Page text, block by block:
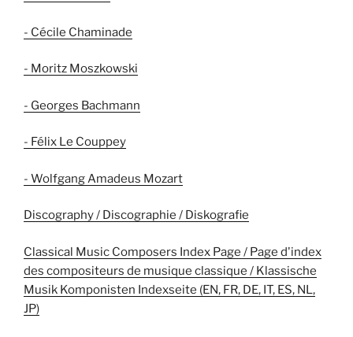
- Cécile Chaminade
- Moritz Moszkowski
- Georges Bachmann
- Félix Le Couppey
- Wolfgang Amadeus Mozart
Discography / Discographie / Diskografie
Classical Music Composers Index Page / Page d'index
des compositeurs de musique classique / Klassische
Musik Komponisten Indexseite (EN, FR, DE, IT, ES, NL,
JP)